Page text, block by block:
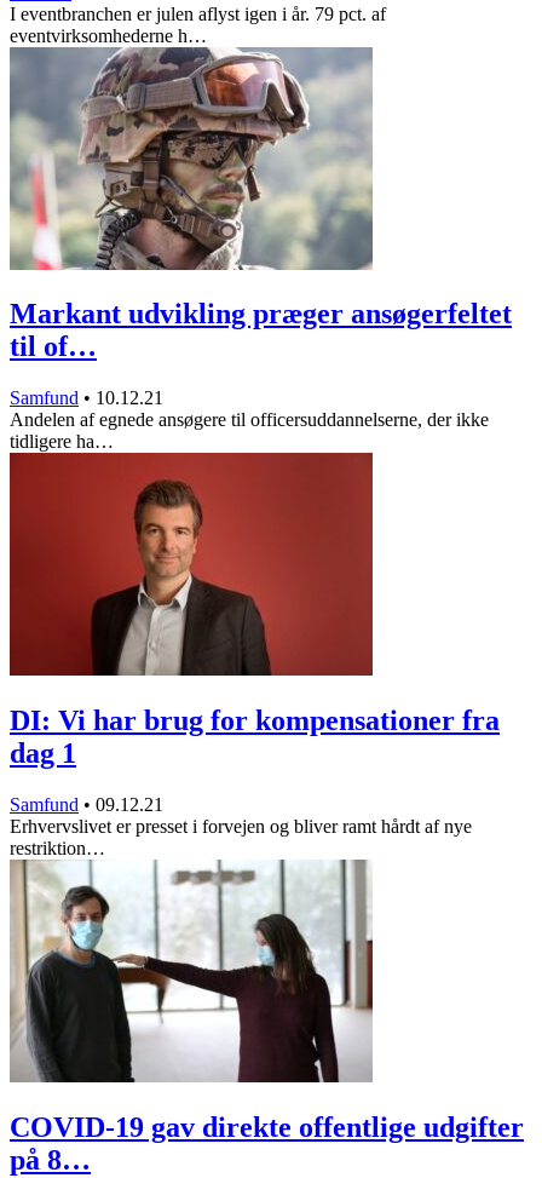
I eventbranchen er julen aflyst igen i år. 79 pct. af
eventvirksomhederne h…
Markant udvikling præger ansøgerfeltet
til of…
Samfund • 10.12.21
Andelen af egnede ansøgere til officersuddannelserne, der ikke
tidligere ha…
DI: Vi har brug for kompensationer fra
dag 1
Samfund • 09.12.21
Erhvervslivet er presset i forvejen og bliver ramt hårdt af nye
restriktion…
COVID-19 gav direkte offentlige udgifter
på 8…